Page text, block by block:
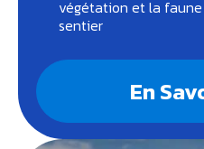
végétation et la
sentier
En